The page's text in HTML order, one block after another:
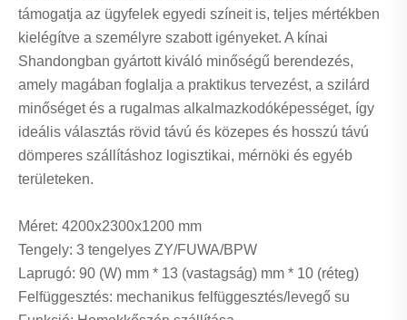
támogatja az ügyfelek egyedi színeit is, teljes mértékben
kielégítve a személyre szabott igényeket. A kínai
Shandongban gyártott kiváló minőségű berendezés,
amely magában foglalja a praktikus tervezést, a szilárd
minőséget és a rugalmas alkalmazkodóképességet, így
ideális választás rövid távú és közepes és hosszú távú
dömperes szállításhoz logisztikai, mérnöki és egyéb
területeken.
Méret: 4200x2300x1200 mm
Tengely: 3 tengelyes ZY/FUWA/BPW
Laprugó: 90 (W) mm * 13 (vastagság) mm * 10 (réteg)
Felfüggesztés: mechanikus felfüggesztés/levegő su